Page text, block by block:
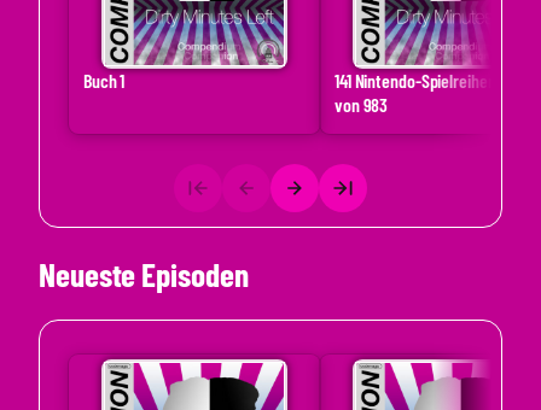
Buch 1
141 Nintendo-Spielreihen – Teil 1
von 983
Neueste Episoden